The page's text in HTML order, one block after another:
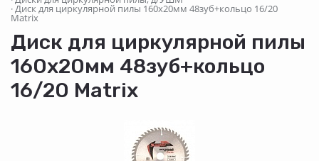
·Диск для циркулярной пилы 160х20мм 48зуб+кольцо 16/20
Matrix
Диск для циркулярной пилы
160х20мм 48зуб+кольцо
16/20 Matrix